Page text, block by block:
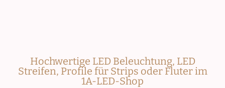
Hochwertige LED Beleuchtung, LED
Streifen, Profile für Strips oder Fluter im
1A-LED-Shop